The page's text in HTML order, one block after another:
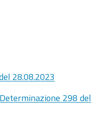
28.08.2023
298 del